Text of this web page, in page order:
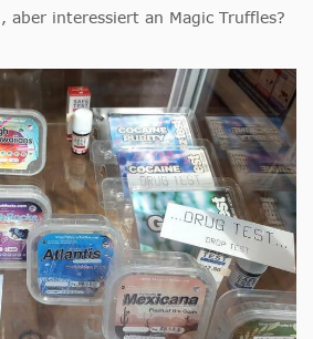
aber interessiert an Magic Truffles?